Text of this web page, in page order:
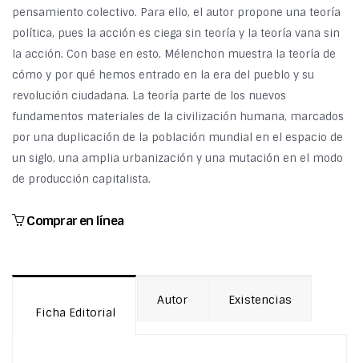
pensamiento colectivo. Para ello, el autor propone una teoría
política, pues la acción es ciega sin teoría y la teoría vana sin
la acción. Con base en esto, Mélenchon muestra la teoría de
cómo y por qué hemos entrado en la era del pueblo y su
revolución ciudadana. La teoría parte de los nuevos
fundamentos materiales de la civilización humana, marcados
por una duplicación de la población mundial en el espacio de
un siglo, una amplia urbanización y una mutación en el modo
de producción capitalista.
Comprar en línea
Ficha Editorial
Autor Existencias